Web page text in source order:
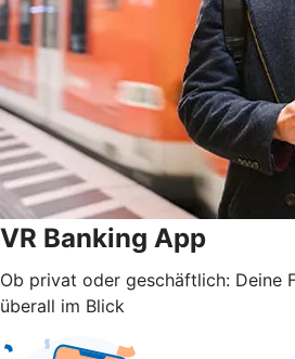
VR Banking App
Ob privat oder geschäftlich: Deine
überall im Blick